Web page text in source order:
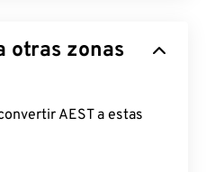
otras zonas
AEST a estas